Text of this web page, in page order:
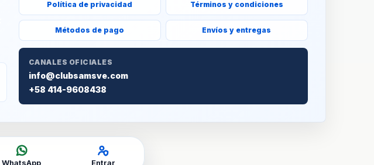
Política de privacidad Términos y condiciones
Métodos de pago Envíos y entregas
CANALES OFICIALES
info@clubsamsve.com
+58 414-9608438
WhatsApp Entrar